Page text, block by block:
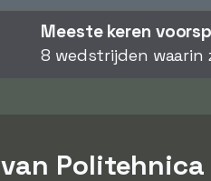
Meeste keren
8 wedstrijden
Politehnica